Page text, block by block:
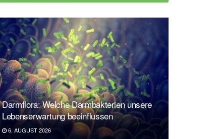
Darmflora: Welche Darmbakterien unsere
Lebenserwartung beeinflussen
6. AUGUST 2026